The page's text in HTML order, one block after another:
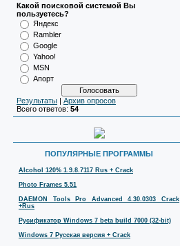
Какой поисковой системой Вы
пользуетесь?
Яндекс
Rambler
Google
Yahoo!
MSN
Апорт
Результаты | Архив опросов
Всего ответов: 54
ПОПУЛЯРНЫЕ ПРОГРАММЫ
Alcohol 120% 1.9.8.7117 Rus + Crack
Photo Frames 5.51
DAEMON Tools Pro Advanced 4.30.0303 Crack
+Rus
Русификатор Windows 7 beta build 7000 (32-bit)
Windows 7 Русская версия + Crack